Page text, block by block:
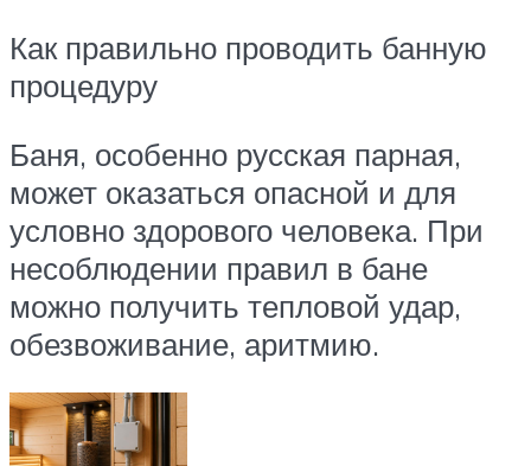
Как правильно проводить банную
процедуру
Баня, особенно русская парная,
может оказаться опасной и для
условно здорового человека. При
несоблюдении правил в бане
можно получить тепловой удар,
обезвоживание, аритмию.